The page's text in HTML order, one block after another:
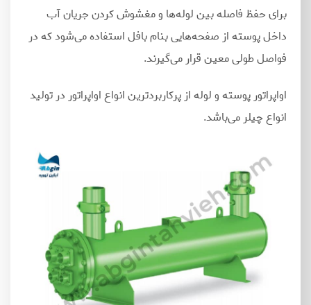
برای حفظ فاصله بین لولهها و مغشوش کردن جریان آب
داخل پوسته از صفحههایی بنام بافل استفاده میشود که در
فواصل طولی معین قرار میگیرند.
اواپراتور پوسته و لوله از پرکاربردترین انواع اواپراتور در تولید
انواع چیلر میباشد.